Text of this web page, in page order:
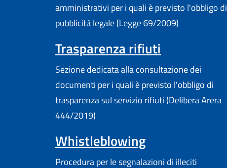
amministrativi per i quali è previsto l'obbligo di
pubblicità legale (Legge 69/2009)
Trasparenza rifiuti
Sezione dedicata alla consultazione dei
documenti per i quali è previsto l'obbligo di
trasparenza sul servizio rifiuti (Delibera Arera
444/2019)
Whistleblowing
Procedura per le segnalazioni di illeciti